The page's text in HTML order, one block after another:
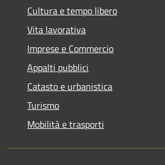
Cultura e tempo libero
Vita lavorativa
Imprese e Commercio
Appalti pubblici
Catasto e urbanistica
Turismo
Mobilità e trasporti